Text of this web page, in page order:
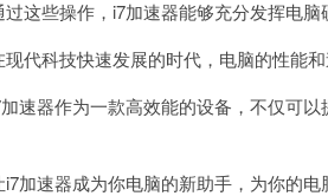
些操作，i7加速器能够充分发挥电脑
科技快速发展的时代，电脑的性能和
器作为一款高效能的设备，不仅可以
速器成为你电脑的新助手，为你的电